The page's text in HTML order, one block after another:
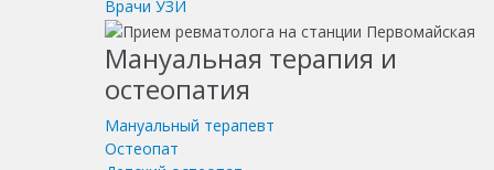
Врачи УЗИ
Мануальная терапия и
остеопатия
Мануальный терапевт
Остеопат